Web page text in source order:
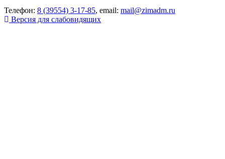
Телефон: 8 (39554) 3-17-85, email: mail@zimadm.ru
Версия для слабовидящих